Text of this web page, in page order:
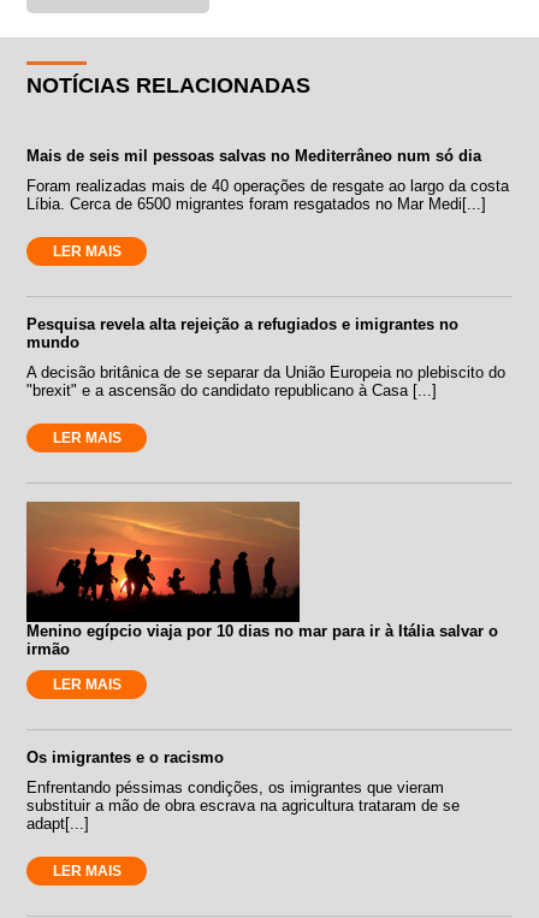
NOTÍCIAS RELACIONADAS
Mais de seis mil pessoas salvas no Mediterrâneo num só dia
Foram realizadas mais de 40 operações de resgate ao largo da costa
Líbia. Cerca de 6500 migrantes foram resgatados no Mar Medi[...]
LER MAIS
Pesquisa revela alta rejeição a refugiados e imigrantes no
mundo
A decisão britânica de se separar da União Europeia no plebiscito do
"brexit" e a ascensão do candidato republicano à Casa [...]
LER MAIS
Menino egípcio viaja por 10 dias no mar para ir à Itália salvar o
irmão
LER MAIS
Os imigrantes e o racismo
Enfrentando péssimas condições, os imigrantes que vieram
substituir a mão de obra escrava na agricultura trataram de se
adapt[...]
LER MAIS